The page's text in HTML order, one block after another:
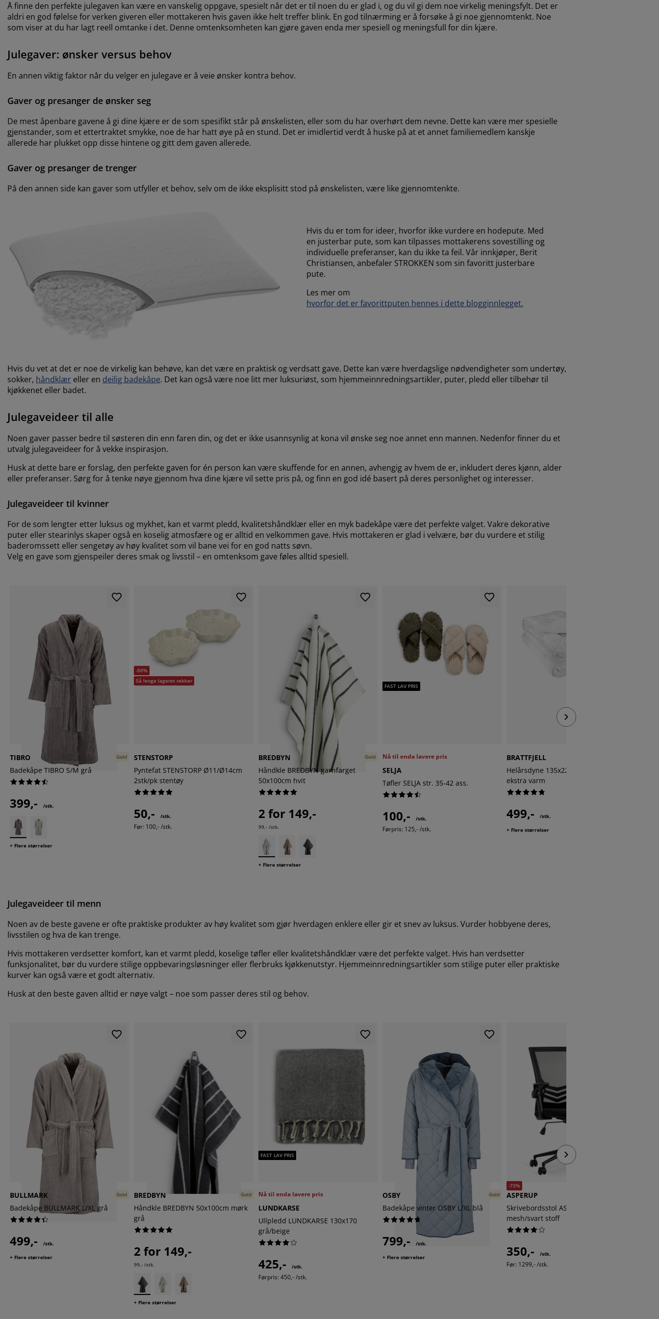
Å finne den perfekte julegaven kan være en vanskelig oppgave, spesielt når det er til noen du er glad i, og du vil gi dem noe virkelig meningsfylt. Det er
aldri en god følelse for verken giveren eller mottakeren hvis gaven ikke helt treffer blink. En god tilnærming er å forsøke å gi noe gjennomtenkt. Noe
som viser at du har lagt reell omtanke i det. Denne omtenksomheten kan gjøre gaven enda mer spesiell og meningsfull for din kjære.
Julegaver: ønsker versus behov
En annen viktig faktor når du velger en julegave er å veie ønsker kontra behov.
Gaver og presanger de ønsker seg
De mest åpenbare gavene å gi dine kjære er de som spesifikt står på ønskelisten, eller som du har overhørt dem nevne. Dette kan være mer spesielle
gjenstander, som et ettertraktet smykke, noe de har hatt øye på en stund. Det er imidlertid verdt å huske på at et annet familiemedlem kanskje
allerede har plukket opp disse hintene og gitt dem gaven allerede.
Gaver og presanger de trenger
På den annen side kan gaver som utfyller et behov, selv om de ikke eksplisitt stod på ønskelisten, være like gjennomtenkte.
Hvis du er tom for ideer, hvorfor ikke vurdere en hodepute. Med
en justerbar pute, som kan tilpasses mottakerens sovestilling og
individuelle preferanser, kan du ikke ta feil. Vår innkjøper, Berit
Christiansen, anbefaler STROKKEN som sin favoritt justerbare
pute.
Les mer om
hvorfor det er favorittputen hennes i dette blogginnlegget.
Hvis du vet at det er noe de virkelig kan behøve, kan det være en praktisk og verdsatt gave. Dette kan være hverdagslige nødvendigheter som undertøy,
sokker, håndklær eller en deilig badekåpe. Det kan også være noe litt mer luksuriøst, som hjemmeinnredningsartikler, puter, pledd eller tilbehør til
kjøkkenet eller badet.
Julegaveideer til alle
Noen gaver passer bedre til søsteren din enn faren din, og det er ikke usannsynlig at kona vil ønske seg noe annet enn mannen. Nedenfor finner du et
utvalg julegaveideer for å vekke inspirasjon.
Husk at dette bare er forslag, den perfekte gaven for én person kan være skuffende for en annen, avhengig av hvem de er, inkludert deres kjønn, alder
eller preferanser. Sørg for å tenke nøye gjennom hva dine kjære vil sette pris på, og finn en god idé basert på deres personlighet og interesser.
Julegaveideer til kvinner
For de som lengter etter luksus og mykhet, kan et varmt pledd, kvalitetshåndklær eller en myk badekåpe være det perfekte valget. Vakre dekorative
puter eller stearinlys skaper også en koselig atmosfære og er alltid en velkommen gave. Hvis mottakeren er glad i velvære, bør du vurdere et stilig
baderomssett eller sengetøy av høy kvalitet som vil bane vei for en god natts søvn.
Velg en gave som gjenspeiler deres smak og livsstil – en omtenksom gave føles alltid spesiell.
Gold
TIBRO
Badekåpe TIBRO S/M grå
399,- /stk.
+ Flere størrelser
-50%
Så lenge lageret rekker
STENSTORP
Pyntefat STENSTORP Ø11/Ø14cm
2stk/pk stentøy
50,- /stk.
Før: 100,- /stk.
Gold
BREDBYN
Håndkle BREDBYN garnfarget
50x100cm hvit
2 for 149,-
99,- /stk.
+ Flere størrelser
FAST LAV PRIS
Nå til enda lavere pris
SELJA
Tøfler SELJA str. 35-42 ass.
100,- /stk.
Førpris: 125,- /stk.
BRATTFJELL
Helårsdyne 135x220 BRATTFJELL
ekstra varm
499,-
/stk.
+ Flere størrelser
Julegaveideer til menn
Noen av de beste gavene er ofte praktiske produkter av høy kvalitet som gjør hverdagen enklere eller gir et snev av luksus. Vurder hobbyene deres,
livsstilen og hva de kan trenge.
Hvis mottakeren verdsetter komfort, kan et varmt pledd, koselige tøfler eller kvalitetshåndklær være det perfekte valget. Hvis han verdsetter
funksjonalitet, bør du vurdere stilige oppbevaringsløsninger eller flerbruks kjøkkenutstyr. Hjemmeinnredningsartikler som stilige puter eller praktiske
kurver kan også være et godt alternativ.
Husk at den beste gaven alltid er nøye valgt – noe som passer deres stil og behov.
Gold
BULLMARK
Badekåpe BULLMARK L/XL grå
499,-
/stk.
+ Flere størrelser
Gold
BREDBYN
Håndkle BREDBYN 50x100cm mørk
grå
2 for 149,-
99,- /stk.
+ Flere størrelser
FAST LAV PRIS
Nå til enda lavere pris
LUNDKARSE
Ullpledd LUNDKARSE 130x170
grå/beige
425,- /stk.
Førpris: 450,- /stk.
Gold
OSBY
Badekåpe vinter OSBY L/XL blå
799,-
/stk.
+ Flere størrelser
-73%
ASPERUP
Skrivebordsstol ASPERUP svart
mesh/svart stoff
350,- /stk.
Før: 1299,- /stk.